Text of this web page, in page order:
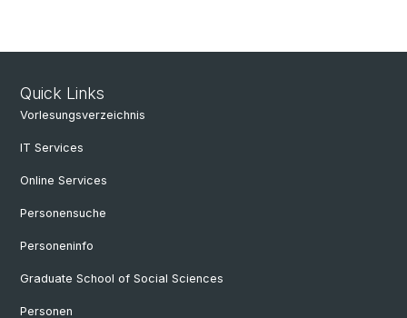
Quick Links
Vorlesungsverzeichnis
IT Services
Online Services
Personensuche
Personeninfo
Graduate School of Social Sciences
Personen